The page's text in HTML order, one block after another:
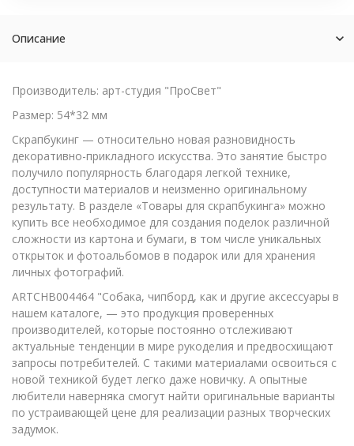
Описание
Производитель: арт-студия "ПроСвет"
Размер: 54*32 мм
Скрапбукинг — относительно новая разновидность
декоративно-прикладного искусства. Это занятие быстро
получило популярность благодаря легкой технике,
доступности материалов и неизменно оригинальному
результату. В разделе «Товары для скрапбукинга» можно
купить все необходимое для создания поделок различной
сложности из картона и бумаги, в том числе уникальных
открыток и фотоальбомов в подарок или для хранения
личных фотографий.
ARTCHB004464 "Собака, чипборд, как и другие аксессуары в
нашем каталоге, — это продукция проверенных
производителей, которые постоянно отслеживают
актуальные тенденции в мире рукоделия и предвосхищают
запросы потребителей. С такими материалами освоиться с
новой техникой будет легко даже новичку. А опытные
любители наверняка смогут найти оригинальные варианты
по устраивающей цене для реализации разных творческих
задумок.